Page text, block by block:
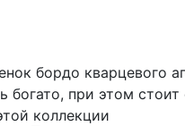
бордо кварцевого
богато, при этом
коллекции